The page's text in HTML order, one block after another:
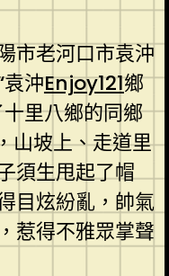
市老河口市袁沖
沖Enjoy121鄉
里八鄉的同鄉
山坡上、走道里
須生甩起了帽
目炫紛亂，帥氣
惹得不雅眾掌聲